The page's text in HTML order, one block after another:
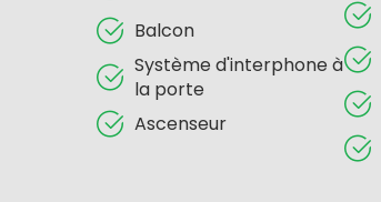
Balcon
Système d'interphone à
la porte
Ascenseur